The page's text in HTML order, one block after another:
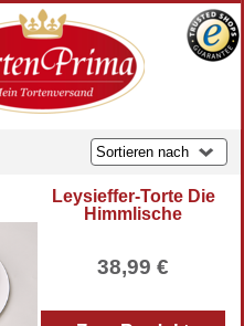
Torten mit Wunschtext
Lieferung an Wunschadresse
Leysieffer-Torte Die
Himmlische
38,99 €